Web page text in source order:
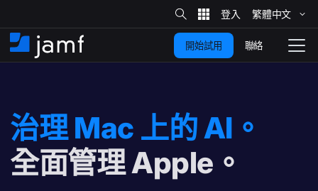
​
至
​
內
容
網
站
​搜
尋
繁體​中文
住
家
切
換
開始試用 聯絡
治理Mac 上​的 AI 。
全面​管理Apple 。